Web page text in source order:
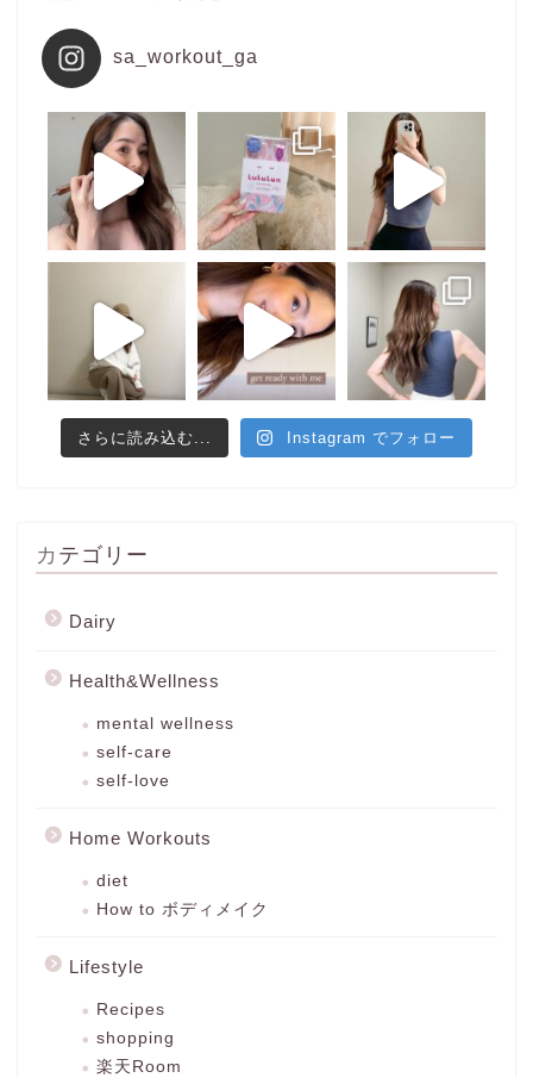
sa_workout_ga
さらに読み込む... Instagram でフォロー
カテゴリー
Dairy
Health&Wellness
mental wellness
self-care
self-love
Home Workouts
diet
How to ボディメイク
Lifestyle
Recipes
shopping
楽天Room